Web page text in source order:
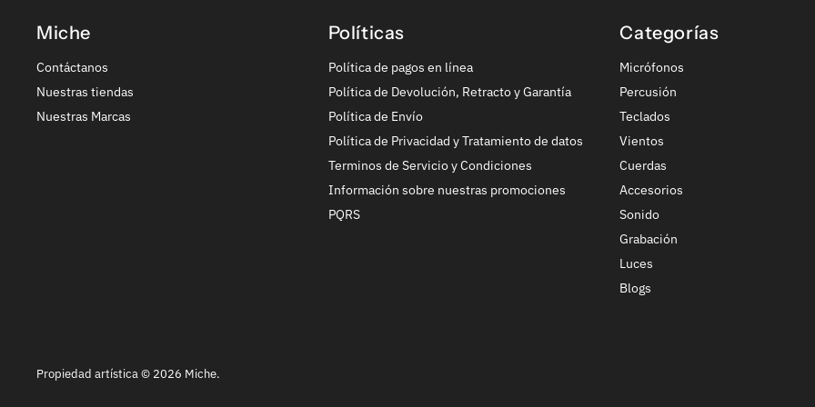
Miche
Contáctanos
Nuestras tiendas
Nuestras Marcas
Políticas
Política de pagos en línea
Política de Devolución, Retracto y Garantía
Política de Envío
Política de Privacidad y Tratamiento de datos
Terminos de Servicio y Condiciones
Información sobre nuestras promociones
PQRS
Categorías
Micrófonos
Percusión
Teclados
Vientos
Cuerdas
Accesorios
Sonido
Grabación
Luces
Blogs
Propiedad artística © 2026 Miche.